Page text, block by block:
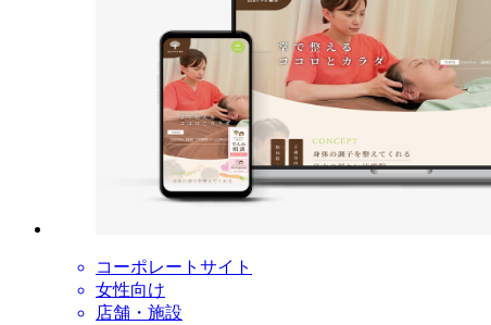
コーポレートサイト
女性向け
店舗・施設